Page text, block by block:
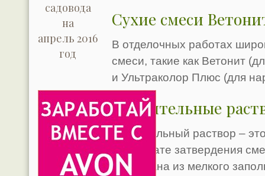
Сухие смеси
В отделочных работах
смеси, такие как Ветонит
и Ультраколор Плюс (для
Строительные
Строительный раствор –
результате затвердения
подобрана из мелкого
садовода
на
апрель 2016
год